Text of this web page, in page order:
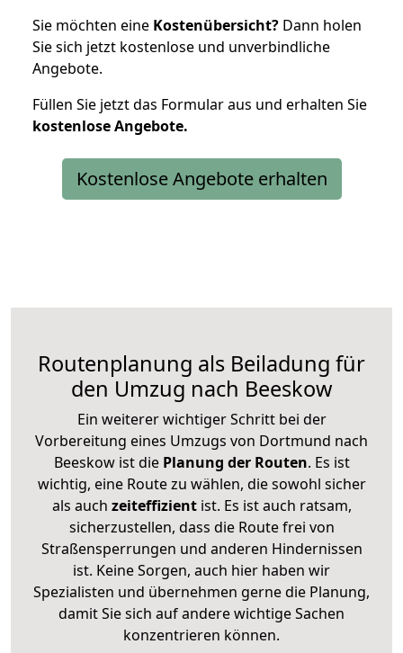
Sie möchten eine Kostenübersicht? Dann holen
Sie sich jetzt kostenlose und unverbindliche
Angebote.
Füllen Sie jetzt das Formular aus und erhalten Sie
kostenloseAngebote.
Kostenlose Angebote erhalten
Routenplanung als Beiladung für
den Umzug nach Beeskow
Ein weiterer wichtiger Schritt bei der
Vorbereitung eines Umzugs von Dortmund nach
Beeskow ist diePlanung der Routen. Es ist
wichtig, eine Route zu wählen, die sowohl sicher
als auch zeiteffizientist. Es ist auch ratsam,
sicherzustellen, dass die Route frei von
Straßensperrungen und anderen Hindernissen
ist. Keine Sorgen, auch hier haben wir
Spezialisten und übernehmen gerne die Planung,
damit Sie sich auf andere wichtige Sachen
konzentrieren können.